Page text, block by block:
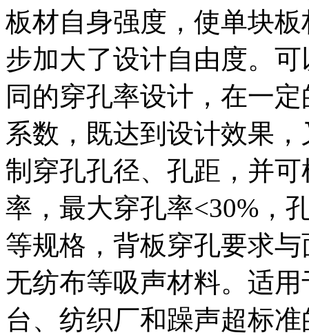
板材自身强度，使单块
步加大了设计自由度。
同的穿孔率设计，在一
系数，既达到设计效果
制穿孔孔径、孔距，并
率，最大穿孔率<30%，
等规格，背板穿孔要求
无纺布等吸声材料。适
台、纺织厂和躁声超标